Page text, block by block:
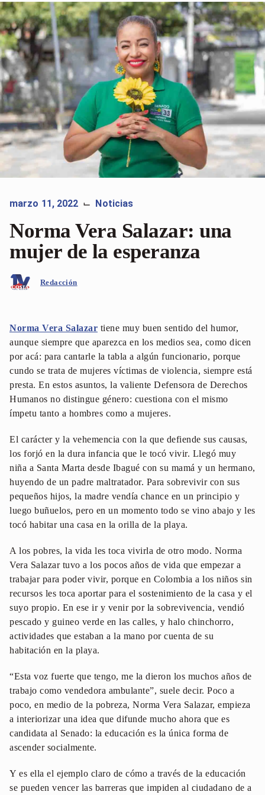
marzo 11, 2022 ⌙ Noticias
Norma Vera Salazar: una
mujer de la esperanza
Redacción
Norma Vera Salazar tiene muy buen sentido del humor,
aunque siempre que aparezca en los medios sea, como dicen
por acá: para cantarle la tabla a algún funcionario, porque
cundo se trata de mujeres víctimas de violencia, siempre está
presta. En estos asuntos, la valiente Defensora de Derechos
Humanos no distingue género: cuestiona con el mismo
ímpetu tanto a hombres como a mujeres.
El carácter y la vehemencia con la que defiende sus causas,
los forjó en la dura infancia que le tocó vivir. Llegó muy
niña a Santa Marta desde Ibagué con su mamá y un hermano,
huyendo de un padre maltratador. Para sobrevivir con sus
pequeños hijos, la madre vendía chance en un principio y
luego buñuelos, pero en un momento todo se vino abajo y les
tocó habitar una casa en la orilla de la playa.
A los pobres, la vida les toca vivirla de otro modo. Norma
Vera Salazar tuvo a los pocos años de vida que empezar a
trabajar para poder vivir, porque en Colombia a los niños sin
recursos les toca aportar para el sostenimiento de la casa y el
suyo propio. En ese ir y venir por la sobrevivencia, vendió
pescado y guineo verde en las calles, y halo chinchorro,
actividades que estaban a la mano por cuenta de su
habitación en la playa.
“Esta voz fuerte que tengo, me la dieron los muchos años de
trabajo como vendedora ambulante”, suele decir. Poco a
poco, en medio de la pobreza, Norma Vera Salazar, empieza
a interiorizar una idea que difunde mucho ahora que es
candidata al Senado: la educación es la única forma de
ascender socialmente.
Y es ella el ejemplo claro de cómo a través de la educación
se pueden vencer las barreras que impiden al ciudadano de a